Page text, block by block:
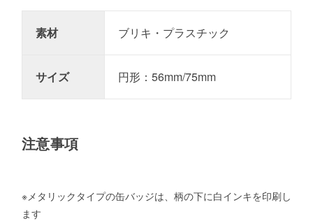
素材 ブリキ・プラスチック
サイズ 円形：56mm/75mm
注意事項
※メタリックタイプの缶バッジは、柄の下に白インキを印刷し
ます